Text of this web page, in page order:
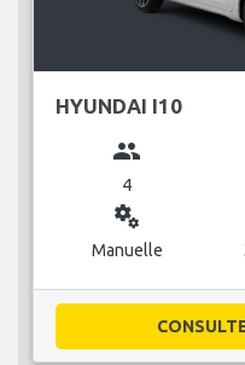
HYUNDAI I10
group
4
miscellaneous_services
Manuelle